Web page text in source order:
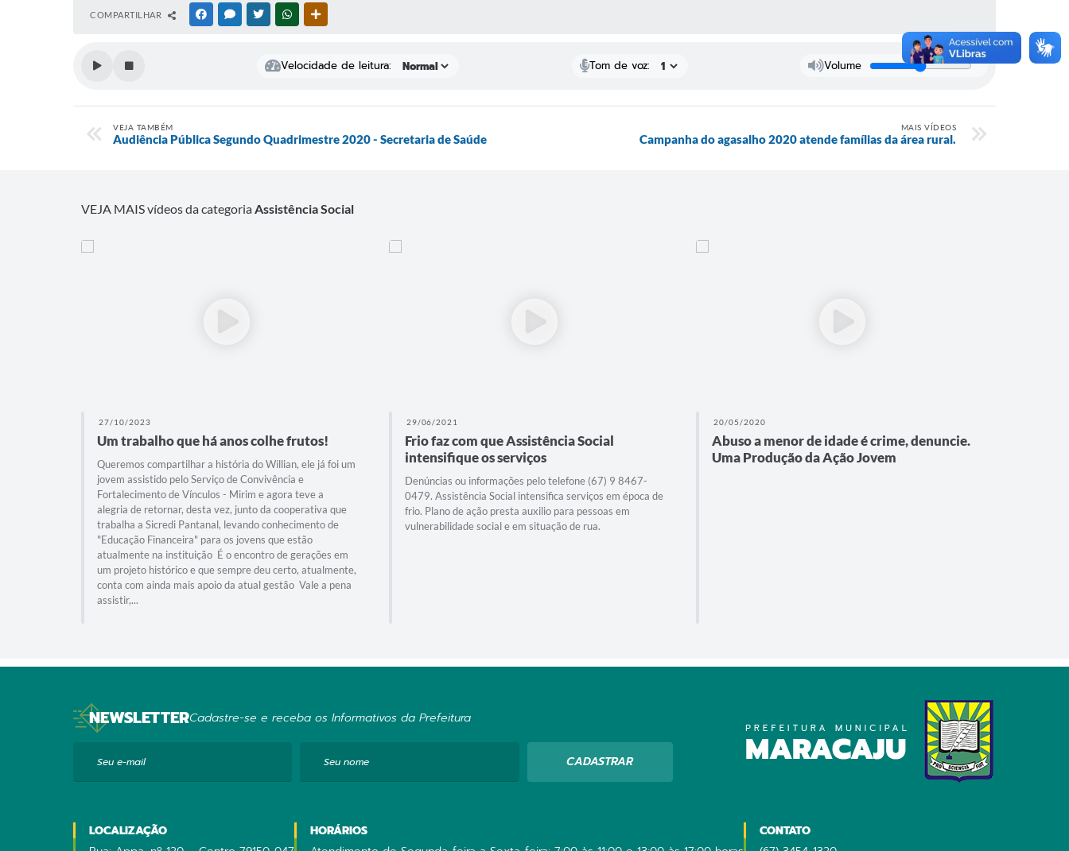
COMPARTILHAR FACEBOOKMESSENGER
TWITTERWHATSAPP
Velocidade de leitura: Tom de voz: Volume
VEJA TAMBÉM
Audiência Pública Segundo Quadrimestre 2020 - Secretaria de Saúde
MAIS VÍDEOS
Campanha do agasalho 2020 atende famílias da área rural.
VEJA MAIS vídeos da categoriaAssistência Social
27/10/2023
Um trabalho que há anos colhe frutos!
Queremos compartilhar a história do Willian, ele já foi um
jovem assistido pelo Serviço de Convivência e
Fortalecimento de Vínculos - Mirim e agora teve a
alegria de retornar, desta vez, junto da cooperativa que
trabalha a Sicredi Pantanal, levando conhecimento de
"Educação Financeira" para os jovens que estão
atualmente na instituição É o encontro de gerações em
um projeto histórico e que sempre deu certo, atualmente,
conta com ainda mais apoio da atual gestão Vale a pena
assistir,...
29/06/2021
Frio faz com que Assistência Social
intensifique os serviços
Denúncias ou informações pelo telefone (67) 9 8467-
0479. Assistência Social intensifica serviços em época de
frio. Plano de ação presta auxilio para pessoas em
vulnerabilidade social e em situação de rua.
20/05/2020
Abuso a menor de idade é crime, denuncie.
Uma Produção da Ação Jovem
NEWSLETTERCadastre-se e receba os Informativos da Prefeitura
Seu e-mail Seu nome CADASTRAR
LOCALIZAÇÃO
HORÁRIOS
CONTATO